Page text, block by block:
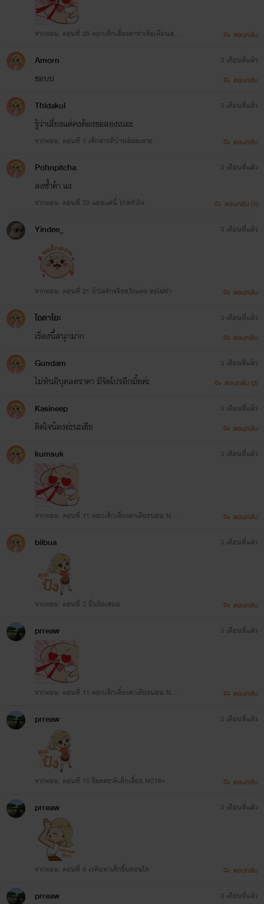
จากตอน: ตอนที่ 28 ตอกเด็กเลี้ยงคาท่าเรือเพื่อนสนิ
ตอบกลับ
Amorn
ชอบบ
3 เดือนที่แล้ว
ตอบกลับ
Thidakul
รู้ว่าเสี่ยงแต่คงต้องขอลองเนอะ
จากตอน: ตอนที่ 1 เด็กสาวที่บ้านล้มละลาย
3 เดือนที่แล้ว
ตอบกลับ
Pohnpitcha
ลงซ้ำค้า แง
จากตอน: ตอนที่ 22 แผลแค่นี้ ไกลหัวใจ
3 เดือนที่แล้ว
ตอบกลับ (1)
Yindee_
จากตอน: ตอนที่ 21 ถ้าไม่รักจริงหวังแต่ง คงไม่ทำ
3 เดือนที่แล้ว
ตอบกลับ
โอดาโยะ
เรื่องนี้สนุกมาก
3 เดือนที่แล้ว
ตอบกลับ
Gundam
ไม่ทันอีบุคลดราคา มีจัดโปรอีกมั้ยค่ะ
3 เดือนที่แล้ว
ตอบกลับ (2)
Kasineep
ติดใจน้องอ่ะนะเฮีย
3 เดือนที่แล้ว
ตอบกลับ
kumsuk
จากตอน: ตอนที่ 11 ตอกเด็กเลี้ยงคาเตียงนอน NC1
3 เดือนที่แล้ว
ตอบกลับ
biibua
จากตอน: ตอนที่ 2 ยื่นข้อเสนอ
3 เดือนที่แล้ว
ตอบกลับ
prreaw
จากตอน: ตอนที่ 11 ตอกเด็กเลี้ยงคาเตียงนอน NC1
3 เดือนที่แล้ว
ตอบกลับ
prreaw
จากตอน: ตอนที่ 10 ชิมรสชาติเด็กเลี้ยง NC18+
3 เดือนที่แล้ว
ตอบกลับ
prreaw
จากตอน: ตอนที่ 9 เวคินพาเด็กขึ้นคอนโด
3 เดือนที่แล้ว
ตอบกลับ
prreaw 3 เดือนที่แล้ว